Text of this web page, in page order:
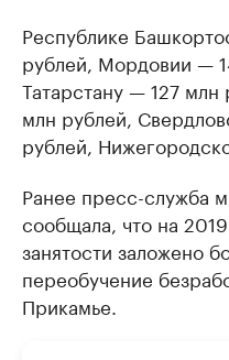
Республике
рублей, Мордовии —
Татарстану — 127
млн рублей,
рублей,
Ранее пресс-служба
сообщала, что на
занятости заложено
переобучение
Прикамье.